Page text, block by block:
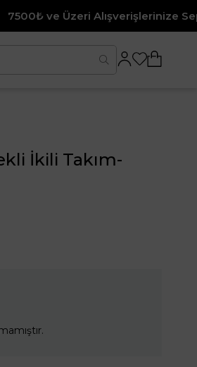
Alışverişlerinize Sepette %10
İkili Takım-